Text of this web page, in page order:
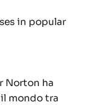
in popular
Norton ha
mondo tra